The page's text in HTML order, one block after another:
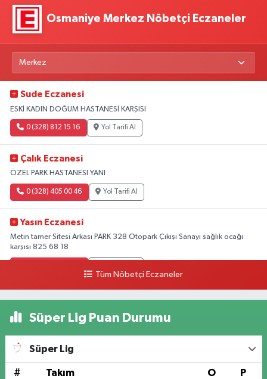
Osmaniye Merkez Nöbetçi Eczaneler
Sude Eczanesi
ESKİ KADIN DOĞUM HASTANESİ KARŞISI
0 (328) 812 15 16 Yol Tarifi Al
Çalık Eczanesi
ÖZEL PARK HASTANESI YANI
0 (328) 405 00 46 Yol Tarifi Al
Yasın Eczanesi
Metin tamer Sitesi Arkası PARK 328 Otopark Çıkışı Sanayi sağlık ocağı
karşısı 825 68 18
Tüm Nöbetçi Eczaneler
Süper Lig Puan Durumu
Süper Lig
# Takım O P